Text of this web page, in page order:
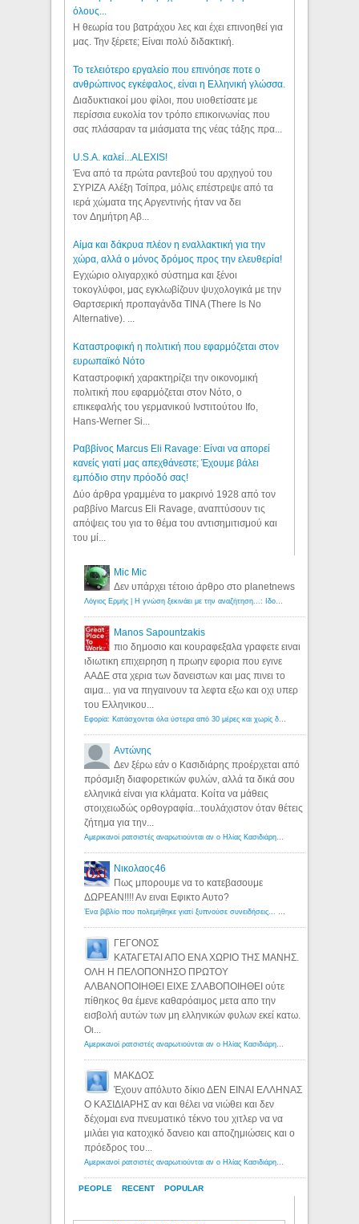
όλους...
Η θεωρία του βατράχου λες και έχει επινοηθεί για
μας. Την ξέρετε; Είναι πολύ διδακτική.
Το τελειότερο εργαλείο που επινόησε ποτε ο
ανθρώπινος εγκέφαλος, είναι η Ελληνική γλώσσα.
Διαδυκτιακοί μου φίλοι, που υιοθετίσατε με
περίσσια ευκολία τον τρόπο επικοινωνίας που
σας πλάσαραν τα μιάσματα της νέας τάξης πρα...
U.S.A. καλεί...ALEXIS!
Ένα από τα πρώτα ραντεβού του αρχηγού του
ΣΥΡΙΖΑ Αλέξη Τσίπρα, μόλις επέστρεψε από τα
ιερά χώματα της Αργεντινής ήταν να δει
τον Δημήτρη Αβ...
Αίμα και δάκρυα πλέον η εναλλακτική για την
χώρα, αλλά ο μόνος δρόμος προς την ελευθερία!
Εγχώριο ολιγαρχικό σύστημα και ξένοι
τοκογλύφοι, μας εγκλωβίζουν ψυχολογικά με την
Θαρτσερική προπαγάνδα TINA (There Is No
Alternative). ...
Καταστροφική η πολιτική που εφαρμόζεται στον
ευρωπαϊκό Νότο
Καταστροφική χαρακτηρίζει την οικονομική
πολιτική που εφαρμόζεται στον Νότο, ο
επικεφαλής του γερμανικού Ινστιτούτου Ifo,
Hans-Werner Si...
Ραββίνος Marcus Eli Ravage: Είναι να απορεί
κανείς γιατί μας απεχθάνεστε; Έχουμε βάλει
εμπόδιο στην πρόοδό σας!
Δύο άρθρα γραμμένα το μακρινό 1928 από τον
ραββίνο Marcus Eli Ravage, αναπτύσουν τις
απόψεις του για το θέμα του αντισημιτισμού και
του μί...
PEOPLE RECENT POPULAR
Mic Mic
Δεν υπάρχει τέτοιο άρθρο στο planetnews
Λόγιος Ερμής | Η γνώση ξεκινάει με την αναζήτηση...: Ιδού οι 18 που χρωστούν 11 δις ευρώ!
Manos Sapountzakis
πιο δημοσιο και κουραφεξαλα γραφετε ειναι
ιδιωτικη επιχειρηση η πρωην εφορια που εγινε
ΑΑΔΕ στα χερια των δανειστων και μας πινει το
αιμα... για να πηγαινουν τα λεφτα εξω και οχι υπερ
του Ελληνικου...
Εφορία: Κατάσχονται όλα ύστερα από 30 μέρες και χωρίς δικαστικές αποφάσεις - Λόγιος Ερμής
Αντώνης
Δεν ξέρω εάν ο Κασιδιάρης προέρχεται από
πρόσμιξη διαφορετικών φυλών, αλλά τα δικά σου
ελληνικά είναι για κλάματα. Κοίτα να μάθεις
στοιχειωδώς ορθογραφία...τουλάχιστον όταν θέτεις
ζήτημα για την...
Αμερικανοί ρατσιστές αναρωτιούνται αν ο Ηλίας Κασιδιάρης ανήκει στη λευκή φυλή... - Λόγιος Ερμής
Νικολαος46
Πως μπορουμε να το κατεβασουμε
ΔΩΡΕΑΝ!!!! Αν ειναι Εφικτο Αυτο?
Ένα βιβλίο που πολεμήθηκε γιατί ξυπνούσε συνειδήσεις... - Λόγιος Ερμής | Η γνώση ξεκινάει με την αναζήτηση...
ΓΕΓΟΝΟΣ
ΚΑΤΑΓΕΤΑΙ ΑΠΟ ΕΝΑ ΧΩΡΙΟ ΤΗΣ ΜΑΝΗΣ.
ΟΛΗ Η ΠΕΛΟΠΟΝΗΣΟ ΠΡΩΤΟΥ
ΑΛΒΑΝΟΠΟΙΗΘΕΙ ΕΙΧΕ ΣΛΑΒΟΠΟΙΗΘΕΙ ούτε
πίθηκος θα έμενε καθαρόαιμος μετα απο την
εισβολή αυτών των μη ελληνικών φυλων εκεί κατω.
Οι...
Αμερικανοί ρατσιστές αναρωτιούνται αν ο Ηλίας Κασιδιάρης ανήκει στη λευκή φυλή... - Λόγιος Ερμής
ΜΑΚΔΟΣ
Έχουν απόλυτο δίκιο ΔΕΝ ΕΙΝΑΙ ΕΛΛΗΝΑΣ
Ο ΚΑΣΙΔΙΑΡΗΣ αν και θέλει να νιώθει και δεν
δέχομαι ενα πνευματικό τέκνο του χιτλερ να να
μιλάει για κατοχικό δανειο και αποζημιώσεις και ο
πρόεδρος του...
Αμερικανοί ρατσιστές αναρωτιούνται αν ο Ηλίας Κασιδιάρης ανήκει στη λευκή φυλή... - Λόγιος Ερμής